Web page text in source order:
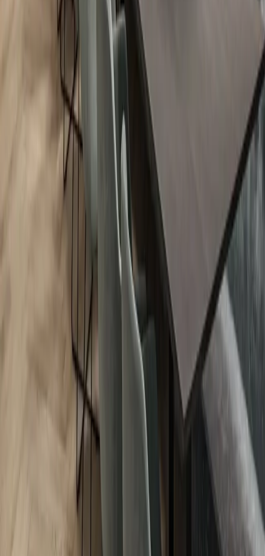
Fotos der
Alle 21 Fotos ansehen
Einzigartige Merkmale
Grundstück: 183-186 m²
Wohnfläche: 182 m²
Geräumiges Wohnzimmer
Sehr umfangreiche Luxusküche
6 Schlafzimmer, davon 1 im Erdgeschoss
4 Badezimmer, davon 1 im Erdgeschoss
Großzügige Finnische Sauna
1 überdachter Stellplatz mit Solarmodulen
Inklusive abschließbarem Fahrradschuppen 2x3 m
Traditionell und nachhaltig gebaute Stadtvilla mit einem
beeindruckenden Raumgefühl dank der besonders hohen Decken
und der großzügigen Wohnbereiche. Sobald Sie eintreten, fällt die
offene und lichtdurchflutete Gestaltung sofort auf. Die Villa wurde
mit Betonwänden und -böden, traditionellem Mauerwerk,
hochwertiger Dämmung und einer luxuriösen Ausstattung errichtet.
Darüber hinaus ist das Haus mit nachhaltigen Materialien,
Kunststofffenstern, Fenstern, Türen und Dachrinnen von
Markenqualität, Sanitär und Armaturen von Markenqualität, einer
kompletten Markenküche sowie einem überdachten Stellplatz mit
Solarmodulen und einem abschließbaren Fahrradschuppen von 2x3
Für optimalen Komfort und eine effiziente Verwaltung ist die Villa
mit einem intelligenten ICY-System einschließlich Alarmanlage und
smartem Thermostat ausgestattet. Dieses System ist mit dem
Heizkessel, der Fußbodenheizung und den Rauchmeldern
verbunden und steht in Verbindung mit dem Reservierungssystem.
Dadurch kann das Ferienhaus rund um die Uhr aus der Ferne vom
Parkverwalter überwacht werden, unnötiger Energieverbrauch wird
vermieden, wenn das Haus nicht belegt ist, und bei Notfällen,
Einbruch oder technischen Störungen wird sofort eine Meldung
gesendet, sodass der Verwalter schnell handeln kann.